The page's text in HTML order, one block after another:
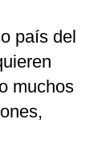
país del
muchos